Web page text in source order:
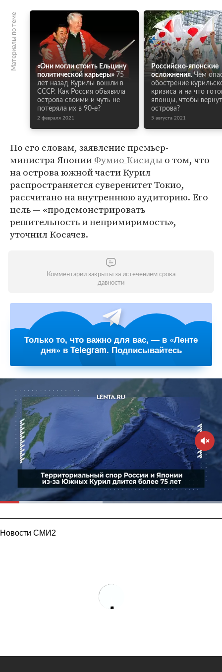
Материалы по теме
«Они могли стоить Ельцину
политической карьеры» 75
лет назад Курилы вошли в
СССР. Как Россия объявила
острова своими и чуть не
потеряла их в 90-е?
2 февраля 2021
Российско-японские
осложнения. Чем
обострение
кризиса и на что
японцы, чтобы
острова?
5 августа 2021
По его словам, заявление премьер-
министра ЯпонииФумио Кисидыо том, что
на острова южной части Курил
распространяется суверенитет Токио,
рассчитано на внутреннюю аудиторию. Его
цель — «продемонстрировать
решительность и непримиримость»,
уточнил Косачев.
Комментарии закрыты за истечением срока
давности
Только то, что важно для вас, — в «Ленте
дня» в Telegram. Подписывайтесь
Новости СМИ2